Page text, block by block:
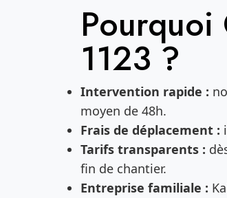
Pourquoi
1123 ?
Intervention rapide :
moyen de 48h.
Frais de déplacement :
Tarifs transparents :
fin de chantier.
Entreprise familiale :